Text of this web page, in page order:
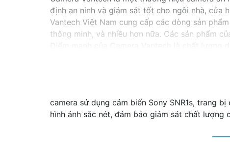
định an ninh và giám sát tốt cho ngôi nhà, cửa
Vantech Việt Nam cung cấp các dòng sản
thông minh, và nhiều hơn nữa. Các sản phẩm
giúp bạn lựa chọn giải pháp camera phù hợp
Nếu bạn đang tìm kiếm một giải pháp giám
camera sử dụng cảm biến Sony SNR1s, trang
hình ảnh sắc nét, đảm bảo giám sát chất lượng